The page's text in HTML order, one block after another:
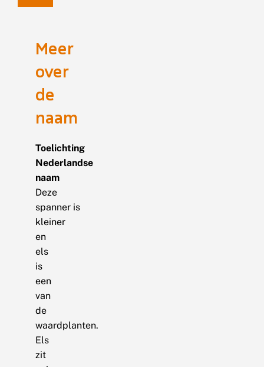
Meer
over
de
naam
Toelichting
Nederlandse
naam
Deze
spanner is
kleiner
en
els
is
een
van
de
waardplanten.
Els
zit